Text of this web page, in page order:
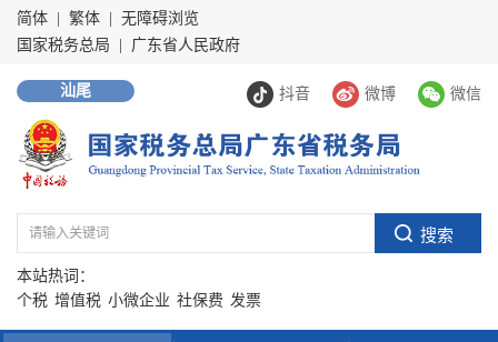
简体 繁体
无障碍浏览
国家税务总局
广东省人民政府
抖音 微博 微信
汕尾
本站热词：
个税 增值税 小微企业 社保费 发票